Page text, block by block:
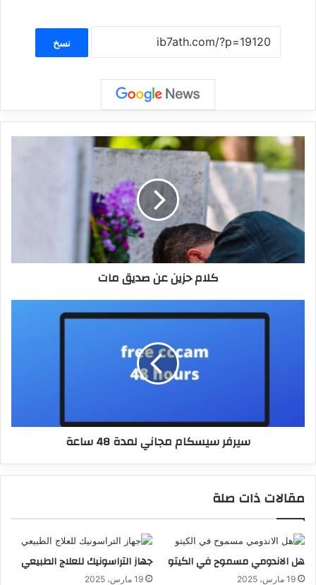
نسخ
كلام حزين عن صديق مات
سيرفر سيسكام مجاني لمدة 48 ساعة
مقالات ذات صلة
هل الاندومي مسموح في الكيتو
19 مارس، 2025
جهاز التراسونيك للعلاج الطبيعي
19 مارس، 2025